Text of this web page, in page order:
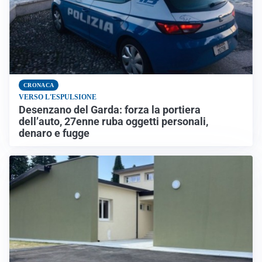
CRONACA
VERSO L'ESPULSIONE
Desenzano del Garda: forza la portiera
dell’auto, 27enne ruba oggetti personali,
denaro e fugge